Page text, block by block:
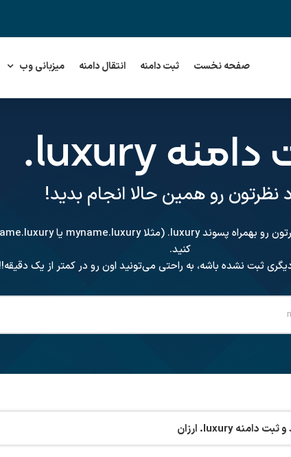
صفحه نخست ثبت دامنه انتقال دامنه میزبانی وب
دامنه.luxury
نظرتون رو همین حالا انجام بدید!
رو بهمراه پسوند.luxury
کنید.
ثبت نشده باشه، به راحتی می‌تونید اون رو در کمتر از یک
و ثبت دامنه.luxury ارزان